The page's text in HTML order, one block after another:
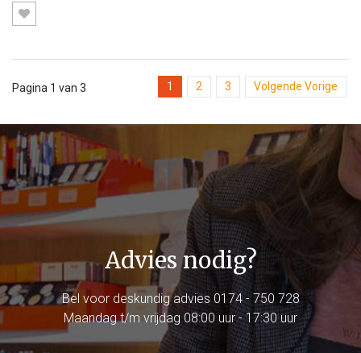
Pagina 1 van 3 1 2 3 Volgende Vorige
Advies nodig?
Bel voor deskundig advies 0174 - 750 728
Maandag t/m vrijdag 08:00 uur - 17:30 uur